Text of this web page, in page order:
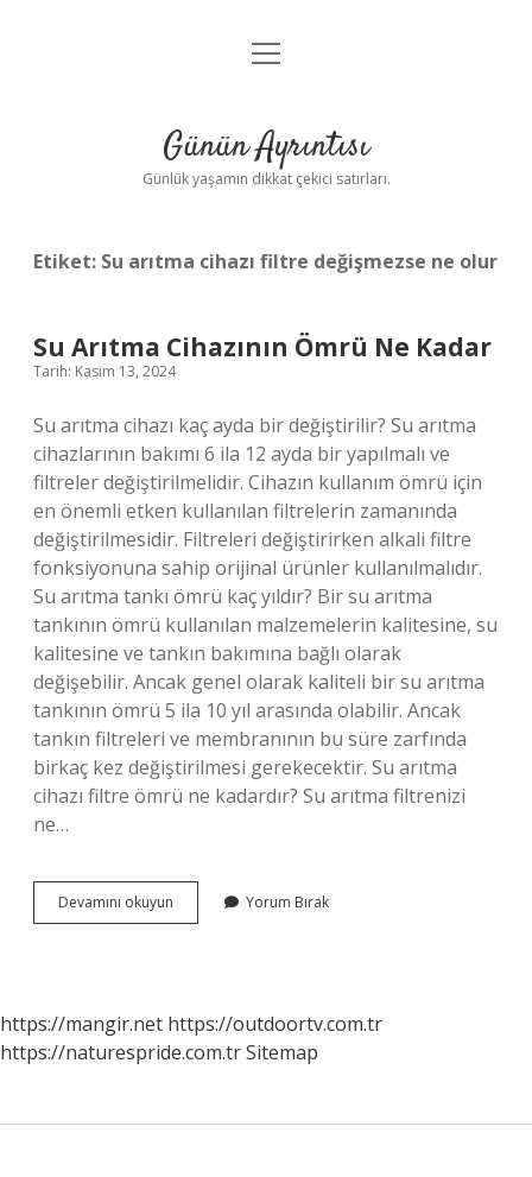
Anasayfa
Yasal Uyarı
menüyü
Günün Ayrıntısı
Günlük yaşamın dikkat çekici satırları.
Etiket: Su arıtma cihazı filtre değişmezse ne olur
Su Arıtma Cihazının Ömrü Ne Kadar
Tarih: Kasım 13, 2024
Su arıtma cihazı kaç ayda bir değiştirilir? Su arıtma
cihazlarının bakımı 6 ila 12 ayda bir yapılmalı ve
filtreler değiştirilmelidir. Cihazın kullanım ömrü için
en önemli etken kullanılan filtrelerin zamanında
değiştirilmesidir. Filtreleri değiştirirken alkali filtre
fonksiyonuna sahip orijinal ürünler kullanılmalıdır.
Su arıtma tankı ömrü kaç yıldır? Bir su arıtma
tankının ömrü kullanılan malzemelerin kalitesine, su
kalitesine ve tankın bakımına bağlı olarak
değişebilir. Ancak genel olarak kaliteli bir su arıtma
tankının ömrü 5 ila 10 yıl arasında olabilir. Ancak
tankın filtreleri ve membranının bu süre zarfında
birkaç kez değiştirilmesi gerekecektir. Su arıtma
cihazı filtre ömrü ne kadardır? Su arıtma filtrenizi
ne…
Devamını okuyun
Arıtma
Yorum Bırak
https://mangir.net https://outdoortv.com.tr
https://naturespride.com.trSitemap